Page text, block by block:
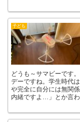
子ども
どうも～サマビーです
デーですね。学生時代
や完全に自分には無関
内緒ですよ…」とか言わ